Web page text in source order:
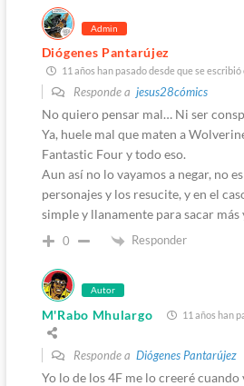
Admin
Diógenes Pantarújez
11 años han pasado desde que se escribió
Responde a jesus28cómics
No quiero pensar mal… Ni ser
Ya, huele mal que maten a
Fantastic Four y todo eso.
Aun así no lo vayamos a negar, no
personajes y los resucite, y en el
simple y llanamente para sacar más
0 Responder
Autor
M'Rabo Mhulargo 11 años han
Responde a Diógenes Pantarújez
Yo lo de los 4F me lo creeré cuando